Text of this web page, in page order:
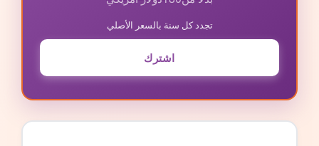
تجدد كل سنة بالسعر الأصلي
اشترك